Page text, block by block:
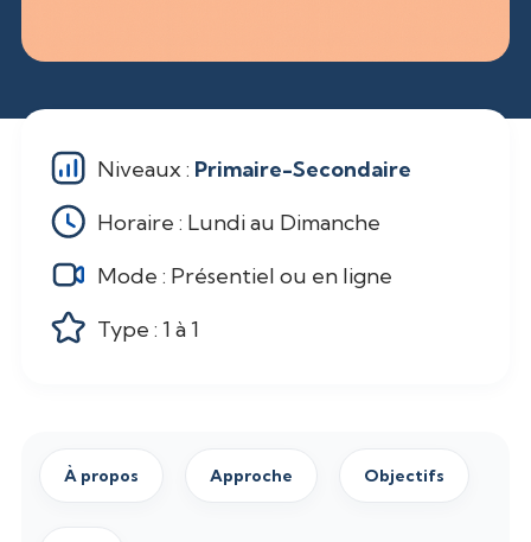
Niveaux : Primaire-Secondaire
Horaire : Lundi au Dimanche
Mode : Présentiel ou en ligne
Type : 1 à 1
À propos Approche Objectifs